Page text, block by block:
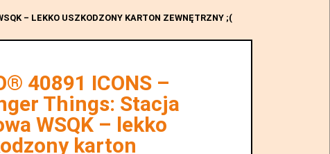
– LEKKO USZKODZONY KARTON ZEWNĘTRZNY ;(
40891 ICONS –
Things: Stacja
WSQK – lekko
karton